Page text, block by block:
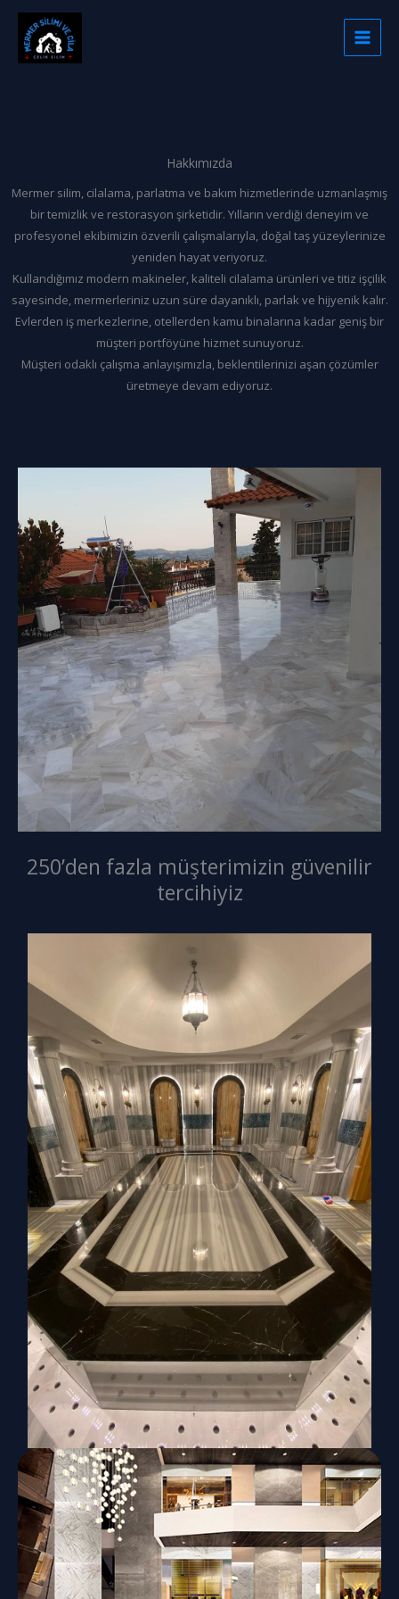
İçeriğe
Hakkımızda
Mermer silim, cilalama, parlatma ve bakım hizmetlerinde uzmanlaşmış
bir temizlik ve restorasyon şirketidir. Yılların verdiği deneyim ve
profesyonel ekibimizin özverili çalışmalarıyla, doğal taş yüzeylerinize
yeniden hayat veriyoruz.
Kullandığımız modern makineler, kaliteli cilalama ürünleri ve titiz işçilik
sayesinde, mermerleriniz uzun süre dayanıklı, parlak ve hijyenik kalır.
Evlerden iş merkezlerine, otellerden kamu binalarına kadar geniş bir
müşteri portföyüne hizmet sunuyoruz.
Müşteri odaklı çalışma anlayışımızla, beklentilerinizi aşan çözümler
üretmeye devam ediyoruz.
250’den fazla müşterimizin güvenilir
tercihiyiz